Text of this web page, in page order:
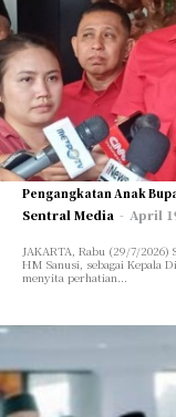
Pengangkatan Anak
Sentral Media - April
JAKARTA, Rabu (29/7/
HM Sanusi, sebagai Kepala
menyita perhatian...